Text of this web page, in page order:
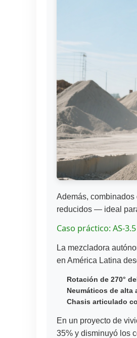
Además,
reducidos — ideal
Caso práctico: AS-
La mezcladora
en América Latina
Rotación de 270°
Neumáticos de alta
Chasis articulado
En un proyecto de
35% y disminuyó los